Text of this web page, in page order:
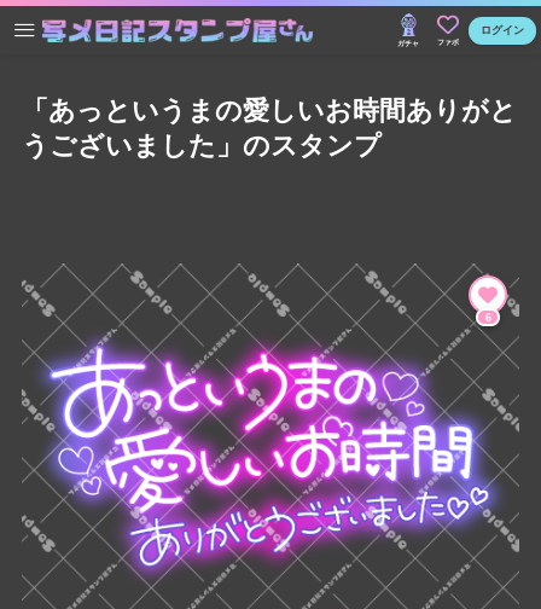
ガチャ ファボ
ログイン
「あっというまの愛しいお時間ありがと
うございました」のスタンプ
6